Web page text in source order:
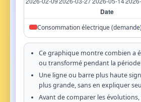
Consommation électrique (demande)
Ce graphique montre combien a
ou transformé pendant la
Une ligne ou barre plus haute
plus grande, sans en expliquer
Avant de comparer les évolutions,